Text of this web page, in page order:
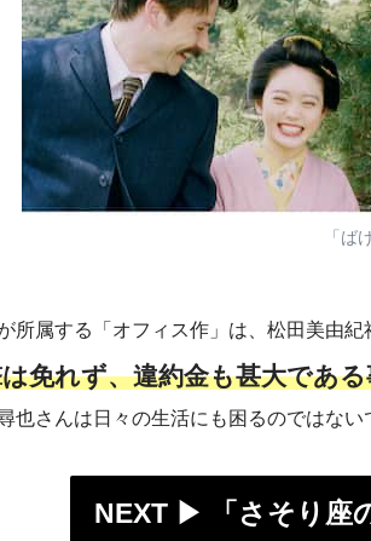
「ば
所属する「オフィス作」は、松田美由
免れず、違約金も甚大であ
也さんは日々の生活にも困るのではない
NEXT ▶︎ 「さそり